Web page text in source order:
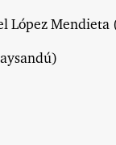
López Mendieta